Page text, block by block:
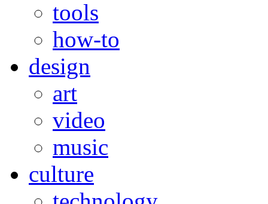
tools
how-to
design
art
video
music
culture